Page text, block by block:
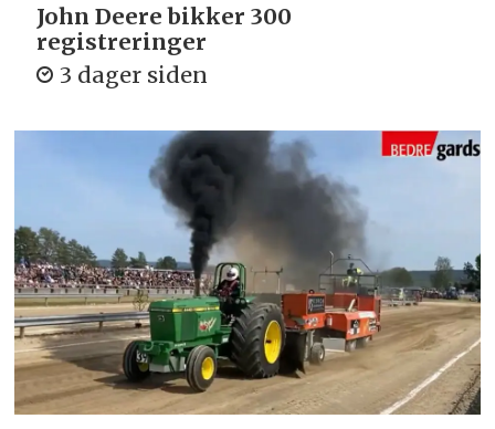
John Deere bikker 300
registreringer
3 dager siden